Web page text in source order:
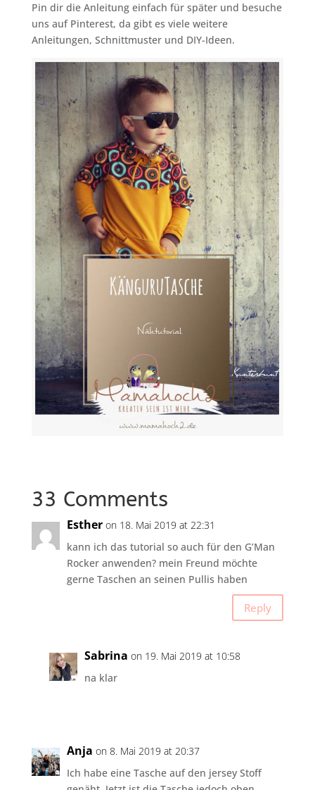
Pin dir die Anleitung einfach für später und besuche
uns auf Pinterest, da gibt es viele weitere
Anleitungen, Schnittmuster und DIY-Ideen.
33 Comments
Esther on 18. Mai 2019 at 22:31
kann ich das tutorial so auch für den G’Man
Rocker anwenden? mein Freund möchte
gerne Taschen an seinen Pullis haben
Reply
Sabrina on 19. Mai 2019 at 10:58
na klar
Anja on 8. Mai 2019 at 20:37
Ich habe eine Tasche auf den jersey Stoff